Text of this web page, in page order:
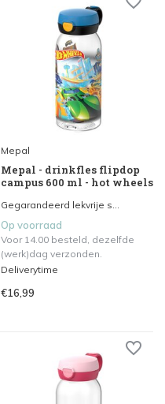
Mepal
Mepal - drinkfles flipdop
campus 600 ml - hot wheels
Gegarandeerd lekvrije s...
Op voorraad
Voor 14.00 besteld, dezelfde
(werk)dag verzonden.
Deliverytime
€16,99